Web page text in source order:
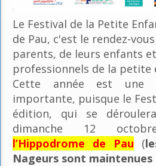
Le Festival de la Petite
de Pau, c'est le rendez-
parents, de leurs enfants
professionnels de la petite
Cette année est une
importante, puisque le
édition, qui se
dimanche 12
l’Hippodrome de Pau (
Nageurs sont maintenues